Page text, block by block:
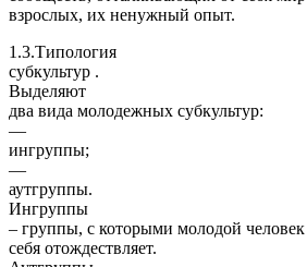
взрослых, их ненужный опыт.
1.3.Типология
субкультур .
Выделяют
два вида молодежных субкультур:
—
ингруппы;
—
аутгруппы.
Ингруппы
– группы, с которыми молодой человек
себя отождествляет.